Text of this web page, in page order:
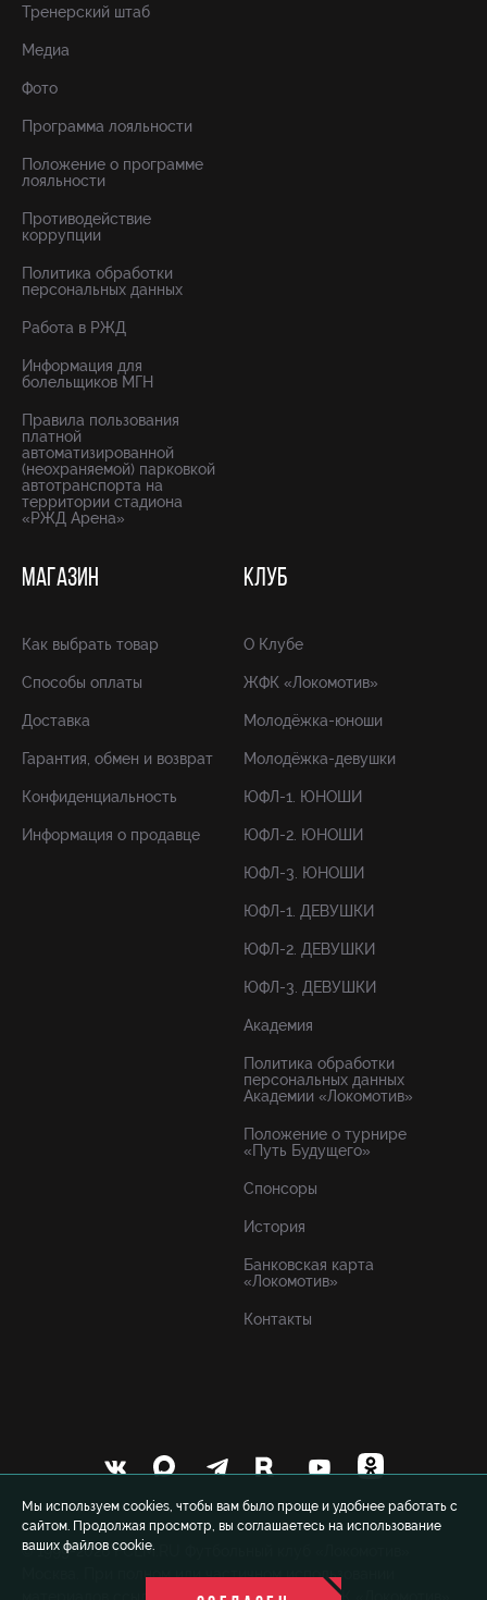
Мы используем cookies, чтобы вам было проще и удобнее работать с
сайтом. Продолжая просмотр, вы соглашаетесь на использование
ваших файлов cookie.
Тренерский штаб
Медиа
Фото
Программа лояльности
Положение о программе
лояльности
Противодействие
коррупции
Политика обработки
персональных данных
Работа в РЖД
Информация для
болельщиков МГН
Правила пользования
платной
автоматизированной
(неохраняемой) парковкой
автотранспорта на
территории стадиона
«РЖД Арена»
МАГАЗИН
Как выбрать товар
Способы оплаты
Доставка
Гарантия, обмен и возврат
Конфиденциальность
Информация о продавце
КЛУБ
О Клубе
ЖФК «Локомотив»
Молодёжка-юноши
Молодёжка-девушки
ЮФЛ-1. ЮНОШИ
ЮФЛ-2. ЮНОШИ
ЮФЛ-3. ЮНОШИ
ЮФЛ-1. ДЕВУШКИ
ЮФЛ-2. ДЕВУШКИ
ЮФЛ-3. ДЕВУШКИ
Академия
Политика обработки
персональных данных
Академии «Локомотив»
Положение о турнире
«Путь Будущего»
Спонсоры
История
Банковская карта
«Локомотив»
Контакты
© 1999-2026 FCLM.RU Футбольный клуб «Локомотив»
Москва. При полном или частичном использовании